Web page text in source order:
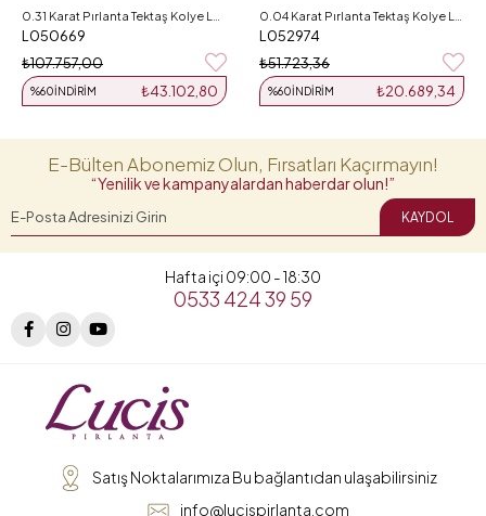
L050669
₺43.102,80
%60İNDIRIM
₺107.757,00
L052974
₺20.689,34
%60İNDIRIM
₺51.723,36
E-Bülten Abonemiz Olun, Fırsatları Kaçırmayın!
“Yenilik ve kampanyalardan haberdar olun!”
KAYDOL
Hafta içi 09:00 - 18:30
0533 424 39 59
Satış Noktalarımıza Bu bağlantıdan ulaşabilirsiniz
info@lucispirlanta.com